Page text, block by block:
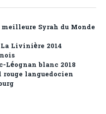
meilleure Syrah du Monde
Livinière 2014
Léognan blanc 2018
languedocien